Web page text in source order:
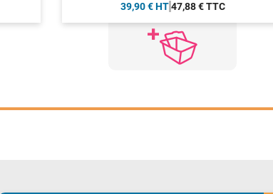
39,90 € HT 47,88 € TTC